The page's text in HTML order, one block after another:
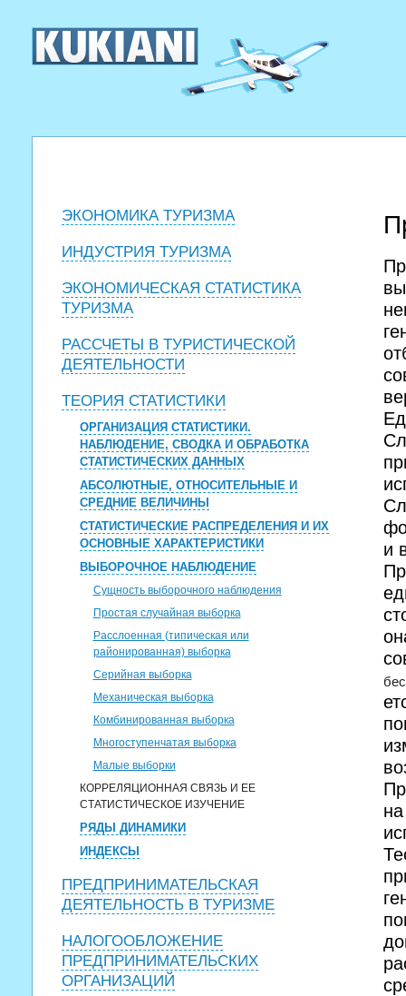
ЭКОНОМИКА ТУРИЗМА
ИНДУСТРИЯ ТУРИЗМА
ЭКОНОМИЧЕСКАЯ СТАТИСТИКА
ТУРИЗМА
РАССЧЕТЫ В ТУРИСТИЧЕСКОЙ
ДЕЯТЕЛЬНОСТИ
ТЕОРИЯ СТАТИСТИКИ
ОРГАНИЗАЦИЯ СТАТИСТИКИ.
НАБЛЮДЕНИЕ, СВОДКА И ОБРАБОТКА
СТАТИСТИЧЕСКИХ ДАННЫХ
АБСОЛЮТНЫЕ, ОТНОСИТЕЛЬНЫЕ И
СРЕДНИЕ ВЕЛИЧИНЫ
СТАТИСТИЧЕСКИЕ РАСПРЕДЕЛЕНИЯ И ИХ
ОСНОВНЫЕ ХАРАКТЕРИСТИКИ
ВЫБОРОЧНОЕ НАБЛЮДЕНИЕ
Сущность выборочного наблюдения
Простая случайная выборка
Расслоенная (типическая или
районированная) выборка
Серийная выборка
Механическая выборка
Комбинированная выборка
Многоступенчатая выборка
Малые выборки
КОРРЕЛЯЦИОННАЯ СВЯЗЬ И ЕЕ
СТАТИСТИЧЕСКОЕ ИЗУЧЕНИЕ
РЯДЫ ДИНАМИКИ
ИНДЕКСЫ
ПРЕДПРИНИМАТЕЛЬСКАЯ
ДЕЯТЕЛЬНОСТЬ В ТУРИЗМЕ
НАЛОГООБЛОЖЕНИЕ
ПРЕДПРИНИМАТЕЛЬСКИХ
ОРГАНИЗАЦИЙ
и